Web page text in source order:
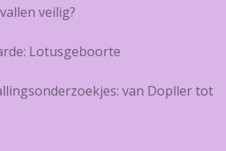
veilig?
Lotusgeboorte
van Dopller tot